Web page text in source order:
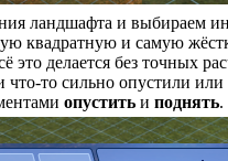
ландшафта и выбираем
квадратную и самую
это делается без точных
то сильно опустили
опустить и поднять.